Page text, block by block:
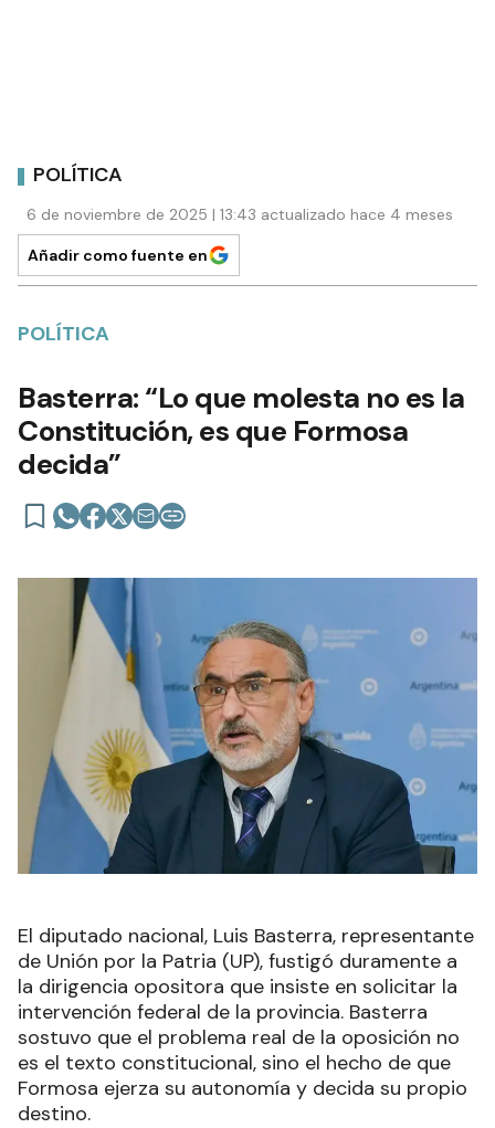
POLÍTICA
6 de noviembre de 2025 | 13:43 actualizado hace 4 meses
Añadir como fuente en
POLÍTICA
Basterra: “Lo que molesta no es la
Constitución, es que Formosa
decida”
El diputado nacional, Luis Basterra, representante
de Unión por la Patria (UP), fustigó duramente a
la dirigencia opositora que insiste en solicitar la
intervención federal de la provincia. Basterra
sostuvo que el problema real de la oposición no
es el texto constitucional, sino el hecho de que
Formosa ejerza su autonomía y decida su propio
destino.